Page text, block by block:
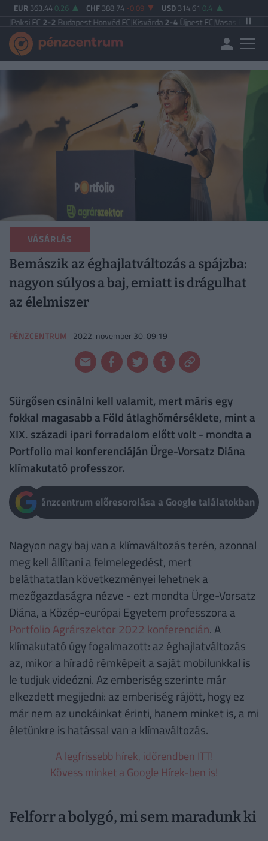
EUR 363.44 0.26 CHF 388.74 -0.09 USD 314.61 0.4
2-2Budapest Honvéd FC| Kisvárda2-4Újpest FC|Vasas FC5-0
VÁSÁRLÁS
Bemászik az éghajlatváltozás a spájzba:
nagyon súlyos a baj, emiatt is drágulhat
az élelmiszer
PÉNZCENTRUM 2022. november 30. 09:19
Sürgősen csinálni kell valamit, mert máris egy
fokkal magasabb a Föld átlaghőmérséklete, mint a
XIX. századi ipari forradalom előtt volt - mondta a
Portfolio mai konferenciáján Ürge-Vorsatz Diána
klímakutató professzor.
Pénzcentrum előresorolása a Google találatokban
Nagyon nagy baj van a klímaváltozás terén, azonnal
meg kell állítani a felmelegedést, mert
beláthatatlan következményei lehetnek a
mezőgazdaságra nézve - ezt mondta Ürge-Vorsatz
Diána, a Közép-európai Egyetem professzora a
Portfolio Agrárszektor 2022 konferencián. A
klímakutató úgy fogalmazott: az éghajlatváltozás
az, mikor a híradó rémképeit a saját mobilunkkal is
le tudjuk videózni. Az emberiség szerinte már
elkezdett megijedni: az emberiség rájött, hogy ez
már nem az unokáinkat érinti, hanem minket is, a mi
életünkre is hatással van a klímaváltozás.
A legfrissebb hírek, időrendben ITT!
Kövess minket a Google Hírek-ben is!
Felforr a bolygó, mi sem maradunk ki